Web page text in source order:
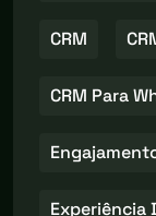
CRM
CRM Para
Experiência